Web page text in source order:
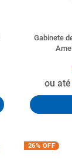
Gabinete
ou até
26% OFF